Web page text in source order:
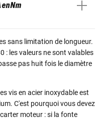
Nm
sans limitation de longueur.
: les valeurs ne sont valables
pas huit fois le diamètre
vis en acier inoxydable est
C'est pourquoi vous devez
moteur : si la fonte